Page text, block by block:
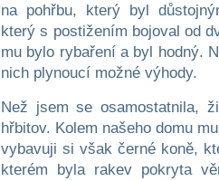
na pohřbu, který byl
který s postižením bojoval od
mu bylo rybaření a byl hodný.
nich plynoucí možné výhody.
Než jsem se osamostatnila,
hřbitov. Kolem našeho domu
vybavuji si však černé koně,
kterém byla rakev pokryta